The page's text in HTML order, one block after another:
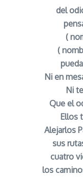
del
(
(
Ni en
Ni
Que el
Ellos
Alejarlos
sus
cuatro
los